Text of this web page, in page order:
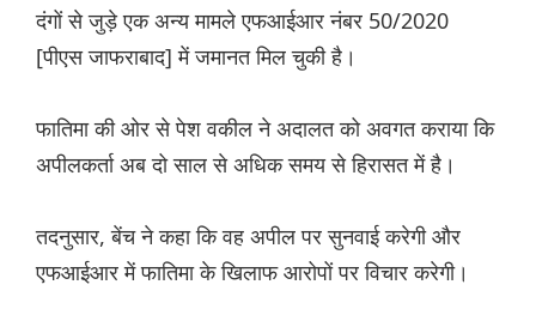
दंगों से जुड़े एक अन्य मामले एफआईआर नंबर 50/2020
[पीएस जाफराबाद] में जमानत मिल चुकी है।
फातिमा की ओर से पेश वकील ने अदालत को अवगत कराया कि
अपीलकर्ता अब दो साल से अधिक समय से हिरासत में है।
तदनुसार, बेंच ने कहा कि वह अपील पर सुनवाई करेगी और
एफआईआर में फातिमा के खिलाफ आरोपों पर विचार करेगी।